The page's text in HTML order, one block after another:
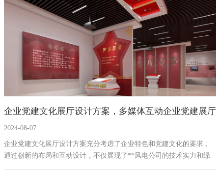
企业党建文化展厅设计方案，多媒体互动企业党建展厅
建设方案
2024-08-07
企业党建文化展厅设计方案充分考虑了企业特色和党建文化的要求，
通过创新的布局和互动设计，不仅展现了**风电公司的技术实力和绿
色发展理念，也为参观者提供了丰富的学习体验。我们相信，这个展